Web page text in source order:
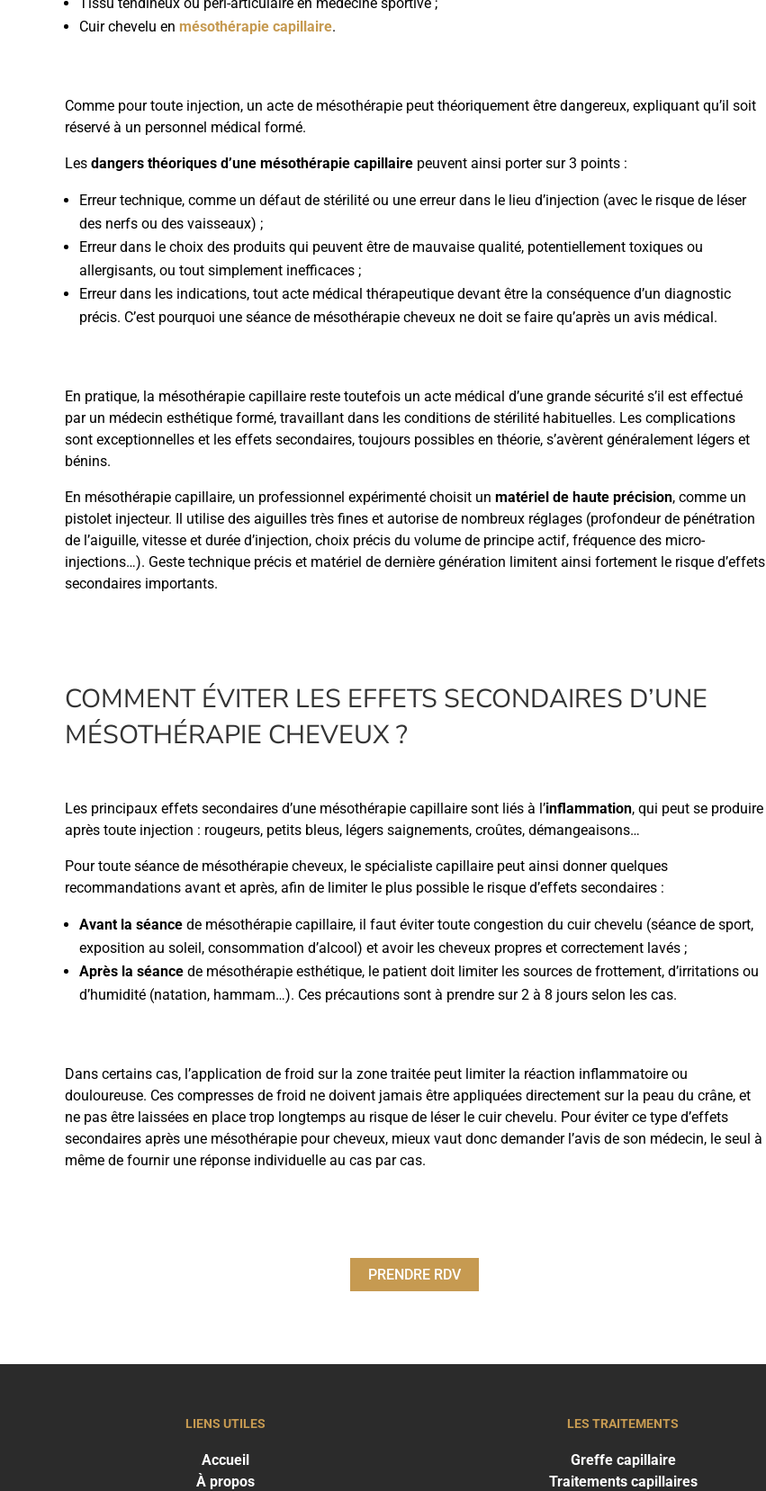
Cuir chevelu en mésothérapie capillaire.
Comme pour toute injection, un acte de mésothérapie peut théoriquement être dangereux, expliquant qu’il soit
réservé à un personnel médical formé.
Les dangers théoriques d’une mésothérapie capillaire peuvent ainsi porter sur 3 points :
Erreur technique, comme un défaut de stérilité ou une erreur dans le lieu d’injection (avec le risque de léser
des nerfs ou des vaisseaux) ;
Erreur dans le choix des produits qui peuvent être de mauvaise qualité, potentiellement toxiques ou
allergisants, ou tout simplement inefficaces ;
Erreur dans les indications, tout acte médical thérapeutique devant être la conséquence d’un diagnostic
précis. C’est pourquoi une séance de mésothérapie cheveux ne doit se faire qu’après un avis médical.
En pratique, la mésothérapie capillaire reste toutefois un acte médical d’une grande sécurité s’il est effectué
par un médecin esthétique formé, travaillant dans les conditions de stérilité habituelles. Les complications
sont exceptionnelles et les effets secondaires, toujours possibles en théorie, s’avèrent généralement légers et
bénins.
En mésothérapie capillaire, un professionnel expérimenté choisit un matériel de haute précision, comme un
pistolet injecteur. Il utilise des aiguilles très fines et autorise de nombreux réglages (profondeur de pénétration
de l’aiguille, vitesse et durée d’injection, choix précis du volume de principe actif, fréquence des micro-
injections…). Geste technique précis et matériel de dernière génération limitent ainsi fortement le risque d’effets
secondaires importants.
COMMENT ÉVITER LES EFFETS SECONDAIRES D’UNE
MÉSOTHÉRAPIE CHEVEUX ?
Les principaux effets secondaires d’une mésothérapie capillaire sont liés à l’inflammation, qui peut se produire
après toute injection : rougeurs, petits bleus, légers saignements, croûtes, démangeaisons…
Pour toute séance de mésothérapie cheveux, le spécialiste capillaire peut ainsi donner quelques
recommandations avant et après, afin de limiter le plus possible le risque d’effets secondaires :
Avant la séance de mésothérapie capillaire, il faut éviter toute congestion du cuir chevelu (séance de sport,
exposition au soleil, consommation d’alcool) et avoir les cheveux propres et correctement lavés ;
Après la séance de mésothérapie esthétique, le patient doit limiter les sources de frottement, d’irritations ou
d’humidité (natation, hammam…). Ces précautions sont à prendre sur 2 à 8 jours selon les cas.
Dans certains cas, l’application de froid sur la zone traitée peut limiter la réaction inflammatoire ou
douloureuse. Ces compresses de froid ne doivent jamais être appliquées directement sur la peau du crâne, et
ne pas être laissées en place trop longtemps au risque de léser le cuir chevelu. Pour éviter ce type d’effets
secondaires après une mésothérapie pour cheveux, mieux vaut donc demander l’avis de son médecin, le seul à
même de fournir une réponse individuelle au cas par cas.
PRENDRE RDV
LIENS UTILES
Accueil
À propos
LES TRAITEMENTS
Greffe capillaire
Traitements capillaires